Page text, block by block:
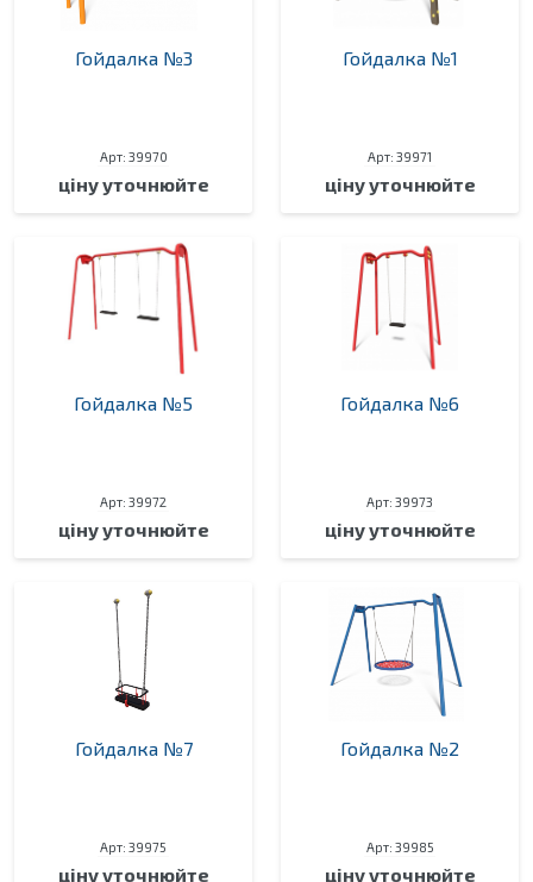
Гойдалка №3
Арт: 39970
ціну уточнюйте
Гойдалка №1
Арт: 39971
ціну уточнюйте
Гойдалка №5
Арт: 39972
ціну уточнюйте
Гойдалка №6
Арт: 39973
ціну уточнюйте
Гойдалка №7
Арт: 39975
ціну уточнюйте
Гойдалка №2
Арт: 39985
ціну уточнюйте